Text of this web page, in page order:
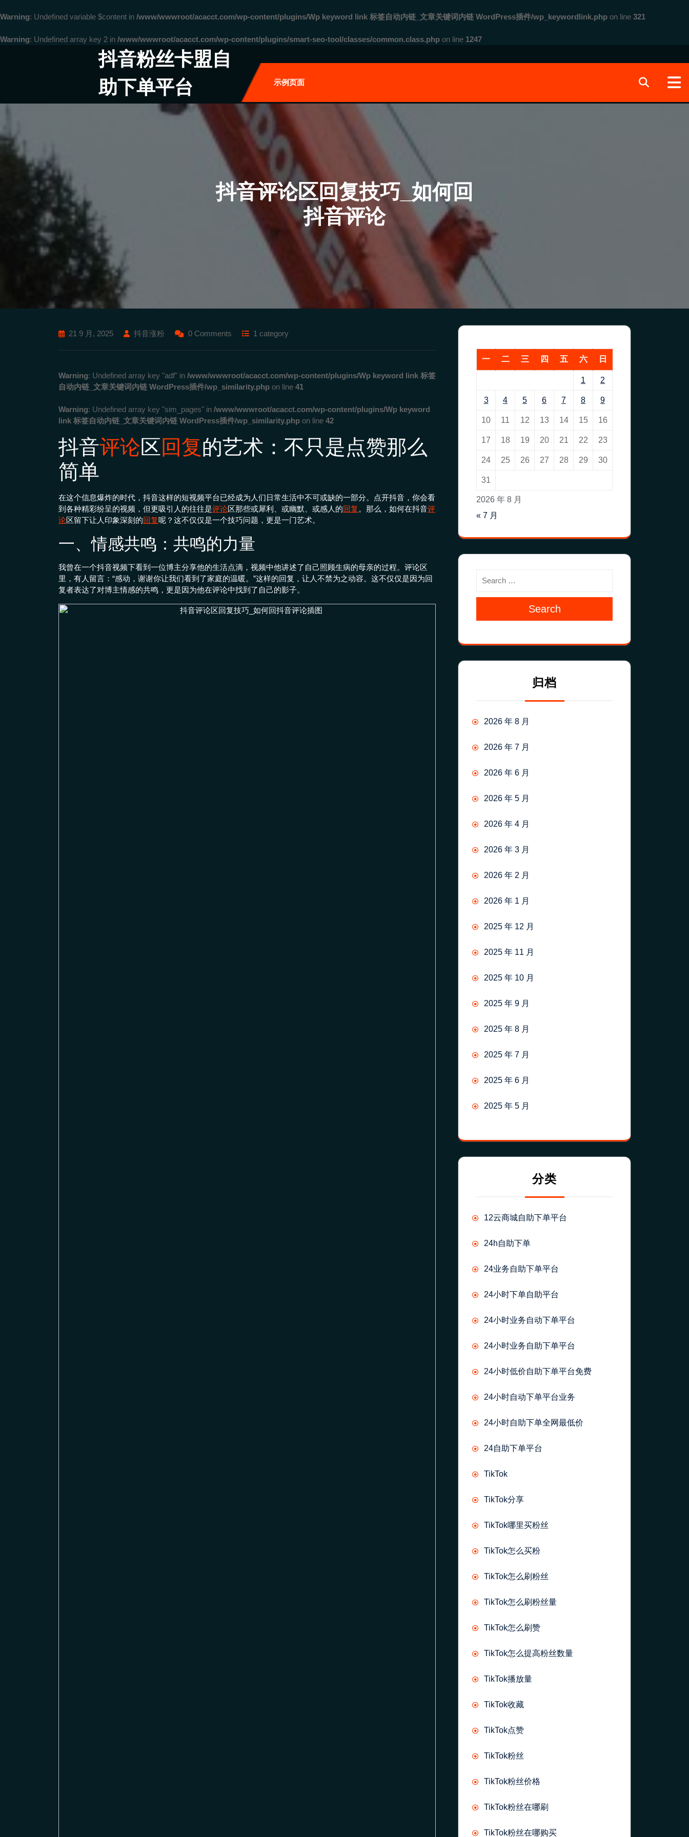
Warning: Undefined variable $content in /www/wwwroot/acacct.com/wp-content/plugins/Wp keyword link 标签自动内链_文章关键词内链 WordPress插件/wp_keywordlink.php on line 321
Warning: Undefined array key 2 in /www/wwwroot/acacct.com/wp-content/plugins/smart-seo-tool/classes/common.class.php on line 1247
抖音粉丝卡盟自
助下单平台
示例页面
抖音评论区回复技巧_如何回
抖音评论
21 9 月, 2025 抖音涨粉 0 Comments 1 category
Warning: Undefined array key "adf" in /www/wwwroot/acacct.com/wp-content/plugins/Wp keyword link 标签
自动内链_文章关键词内链 WordPress插件/wp_similarity.php on line 41
Warning: Undefined array key "sim_pages" in /www/wwwroot/acacct.com/wp-content/plugins/Wp keyword
link 标签自动内链_文章关键词内链 WordPress插件/wp_similarity.php on line 42
抖音评论 区 回复的艺术：不只是点赞那么
简单
在这个信息爆炸的时代，抖音这样的短视频平台已经成为人们日常生活中不可或缺的一部分。点开抖音，你会看
到各种精彩纷呈的视频，但更吸引人的往往是评论区那些或犀利、或幽默、或感人的回复。那么，如何在抖音评
论区留下让人印象深刻的回复呢？这不仅仅是一个技巧问题，更是一门艺术。
一、情感共鸣：共鸣的力量
我曾在一个抖音视频下看到一位博主分享他的生活点滴，视频中他讲述了自己照顾生病的母亲的过程。评论区
里，有人留言：“感动，谢谢你让我们看到了家庭的温暖。”这样的回复，让人不禁为之动容。这不仅仅是因为回
复者表达了对博主情感的共鸣，更是因为他在评论中找到了自己的影子。
2026 年 8 月
一 二 三 四 五 六 日
1 2
3 4 5 6 7 8 9
10 11 12 13 14 15 16
17 18 19 20 21 22 23
24 25 26 27 28 29 30
31
« 7 月
Search
归档
2026 年 8 月
2026 年 7 月
2026 年 6 月
2026 年 5 月
2026 年 4 月
2026 年 3 月
2026 年 2 月
2026 年 1 月
2025 年 12 月
2025 年 11 月
2025 年 10 月
2025 年 9 月
2025 年 8 月
2025 年 7 月
2025 年 6 月
2025 年 5 月
分类
12云商城自助下单平台
24h自助下单
24业务自助下单平台
24小时下单自助平台
24小时业务自动下单平台
24小时业务自助下单平台
24小时低价自助下单平台免费
24小时自动下单平台业务
24小时自助下单全网最低价
24自助下单平台
TikTok
TikTok分享
TikTok哪里买粉丝
TikTok怎么买粉
TikTok怎么刷粉丝
TikTok怎么刷粉丝量
TikTok怎么刷赞
TikTok怎么提高粉丝数量
TikTok播放量
TikTok收藏
TikTok点赞
TikTok粉丝
TikTok粉丝价格
TikTok粉丝在哪刷
TikTok粉丝在哪购买